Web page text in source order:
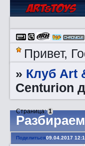
Привет,
» Клуб Art
Centurion
Страница:1
Поделиться09.04.2017